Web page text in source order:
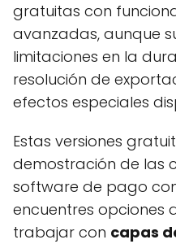
gratuitas con
avanzadas, aunque
limitaciones en la
resolución de
efectos especiales
Estas versiones
demostración de las
software de pago
encuentres opciones
trabajar con capas